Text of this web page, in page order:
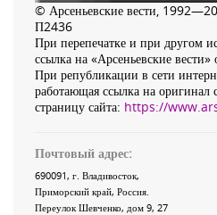
© Арсеньевские вести,
П2436
При перепечатке и при другом
ссылка на «Арсеньевские вести»
При републикации в сети
работающая ссылка на оригинал
страницу сайта: https://
Почтовый адрес:
690091, г. Владивосток,
Приморский край, Россия
Переулок Шевченко, дом 9, 27